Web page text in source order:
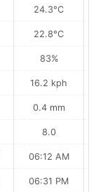
24.3°C
22.8°C
83%
16.2 kph
0.4 mm
8.0
06:12 AM
06:31 PM